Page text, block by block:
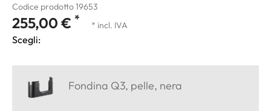
Codice prodotto 19653
255,00 € * * incl. IVA
Scegli:
Fondina Q3, pelle, nera